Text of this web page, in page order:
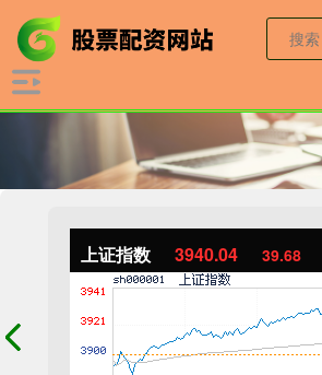
上证指数 3940.04 39.68